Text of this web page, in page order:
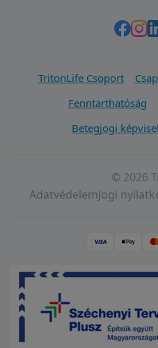
TritonLife Csoport
Fenntarthatóság
Betegjogi
© 2026
AdatvédelemJogi